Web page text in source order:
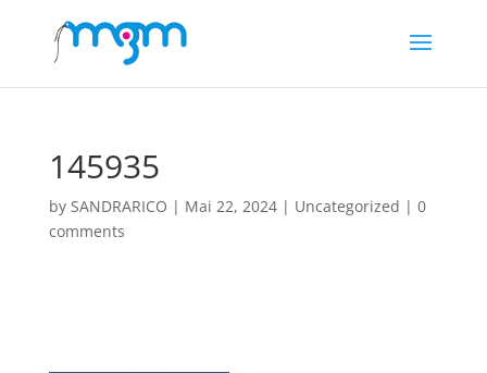
145935
by SANDRARICO | Mai 22, 2024| Uncategorized | 0
comments